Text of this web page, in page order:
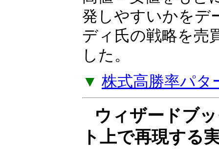
ーサル（逆張り）
去20日・250日（
高値・安値をもと
発しやすいかをデ
ディ氏の戦略を売
した。
▼ 株式高勝率パタ